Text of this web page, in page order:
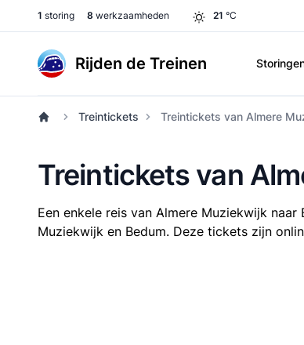
1 storing 8 werkzaamheden 21 °C
Rijden de Treinen
Treintickets Treintickets van Almere
Treintickets van
Een enkele reis van Almere Muziekwijk naar
Muziekwijk en Bedum. Deze tickets zijn